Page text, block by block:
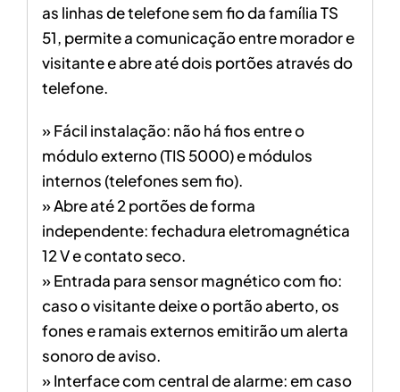
as linhas de telefone sem fio da família TS
51, permite a comunicação entre morador e
visitante e abre até dois portões através do
telefone.
» Fácil instalação: não há fios entre o
módulo externo (TIS 5000) e módulos
internos (telefones sem fio).
» Abre até 2 portões de forma
independente: fechadura eletromagnética
12 V e contato seco.
» Entrada para sensor magnético com fio:
caso o visitante deixe o portão aberto, os
fones e ramais externos emitirão um alerta
sonoro de aviso.
» Interface com central de alarme: em caso